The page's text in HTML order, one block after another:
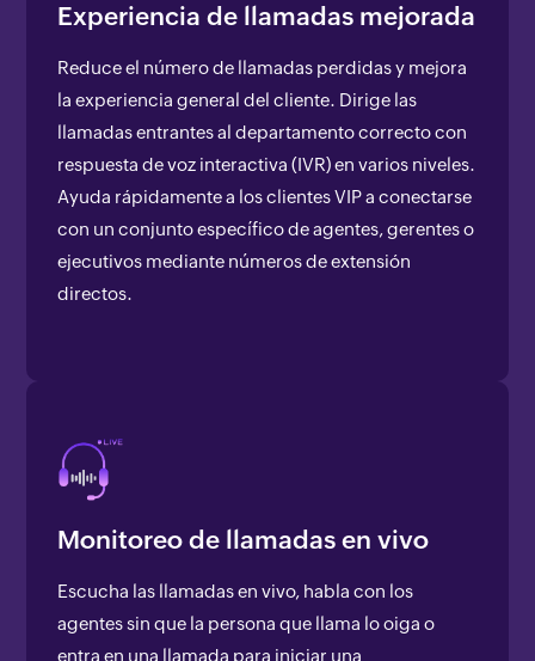
Experiencia de llamadas mejorada
Reduce el número de llamadas perdidas y mejora
la experiencia general del cliente. Dirige las
llamadas entrantes al departamento correcto con
respuesta de voz interactiva (IVR) en varios niveles.
Ayuda rápidamente a los clientes VIP a conectarse
con un conjunto específico de agentes, gerentes o
ejecutivos mediante números de extensión
directos.
Monitoreo de llamadas en vivo
Escucha las llamadas en vivo, habla con los
agentes sin que la persona que llama lo oiga o
entra en una llamada para iniciar una